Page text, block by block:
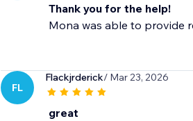
Thank you for the help!
Mona was able to provide
FL
Flackjrderick/ Mar 23, 2026
great